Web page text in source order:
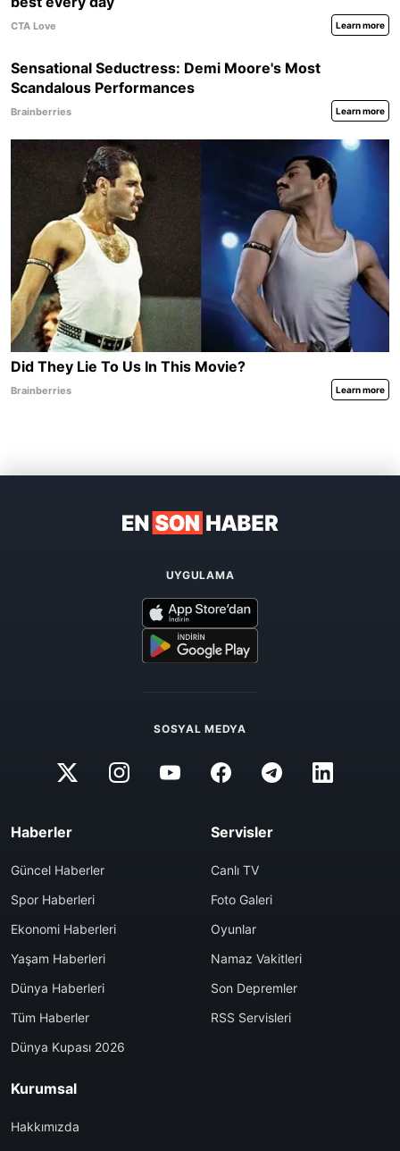
UYGULAMA
SOSYAL MEDYA
Haberler
Güncel Haberler
Spor Haberleri
Ekonomi Haberleri
Yaşam Haberleri
Dünya Haberleri
Tüm Haberler
Dünya Kupası 2026
Servisler
Canlı TV
Foto Galeri
Oyunlar
Namaz Vakitleri
Son Depremler
RSS Servisleri
Kurumsal
Hakkımızda